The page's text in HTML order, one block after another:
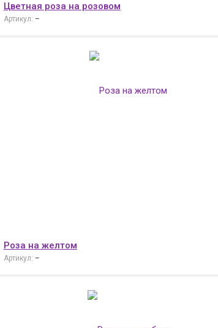
Цветная роза на розовом
Артикул: –
Роза на желтом
Артикул: –